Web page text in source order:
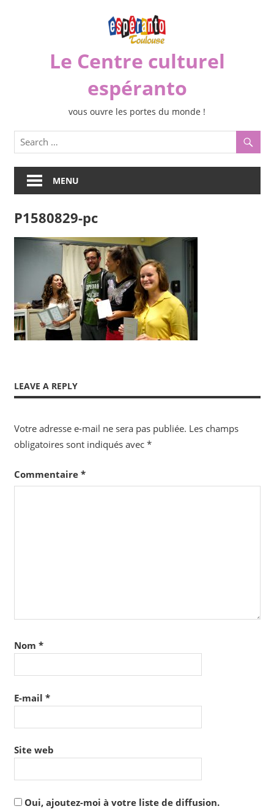
Le Centre culturel
espéranto
vous ouvre les portes du monde !
MENU
P1580829-pc
LEAVE A REPLY
Votre adresse e-mail ne sera pas publiée. Les champs
obligatoires sont indiqués avec *
Commentaire *
Nom *
E-mail *
Site web
Oui, ajoutez-moi à votre liste de diffusion.